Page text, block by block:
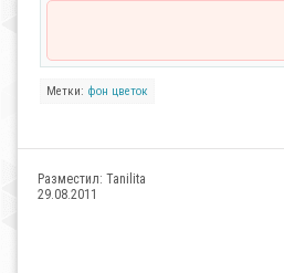
Метки: фон цветок
Разместил: Tanilita
29.08.2011